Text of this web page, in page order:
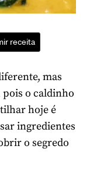
receita
mas
o caldinho
hoje é
ingredientes
o segredo